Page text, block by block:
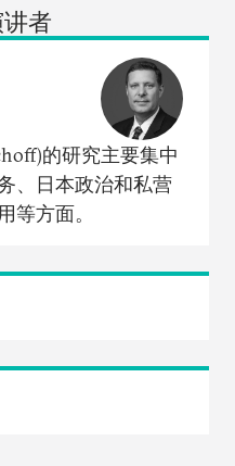
者
的研究主要集中
、日本政治和私营
等方面。